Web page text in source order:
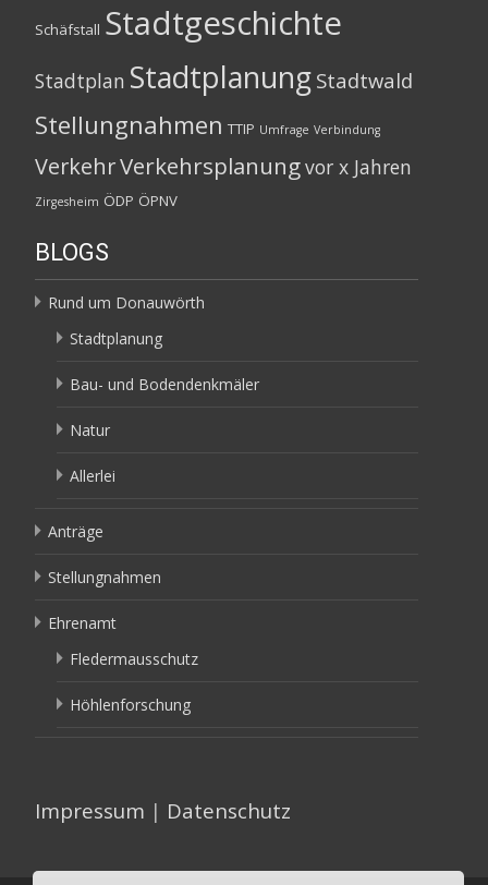
Schäfstall Stadtgeschichte
Stadtplan Stadtplanung Stadtwald
Stellungnahmen TTIP Umfrage Verbindung
VerkehrVerkehrsplanungvor x Jahren
Zirgesheim ÖDP ÖPNV
BLOGS
Rund um Donauwörth
Stadtplanung
Bau- und Bodendenkmäler
Natur
Allerlei
Anträge
Stellungnahmen
Ehrenamt
Fledermausschutz
Höhlenforschung
Impressum | Datenschutz